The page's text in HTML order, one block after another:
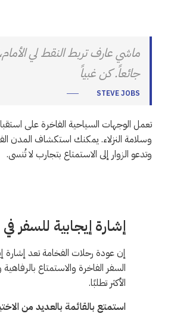
ماشي عارف تربط النقط لي
جائعاً. كن غبياً
STEVE JOBS
تعمل الوجهات السياحية الفاخرة على
وسلامة النزلاء. يمكنك استكشاف المدن
وتدعو الزوار إلى الاستمتاع بتجارب لا تُنسى.
إشارة إيجابية للسفر
إن عودة رحلات الفخامة تعد إشارة
السفر الفاخرة والاستمتاع
الأكثر تطلبًا.
استمتع بالقائمة بالعديد من